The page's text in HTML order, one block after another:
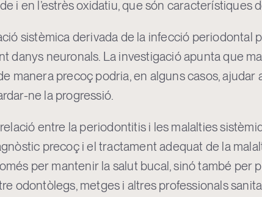
i en l’estrès oxidatiu, que són característiques
sistèmica derivada de la infecció periodontal
danys neuronals. La investigació apunta que
manera precoç podria, en alguns casos,
ne la progressió.
entre la periodontitis i les malalties
precoç i el tractament adequat de la
per mantenir la salut bucal, sinó també per
odontòlegs, metges i altres professionals